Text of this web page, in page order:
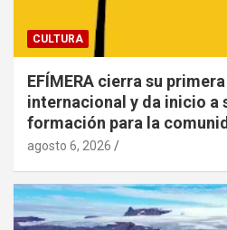
CULTURA
EFÍMERA cierra su
internacional y da inicio a
formación para la
agosto 6, 2026